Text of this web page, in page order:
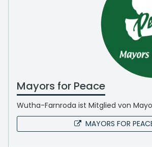
Mayors for Peace
Wutha-Farnroda ist Mitglied von
MAYORS FOR